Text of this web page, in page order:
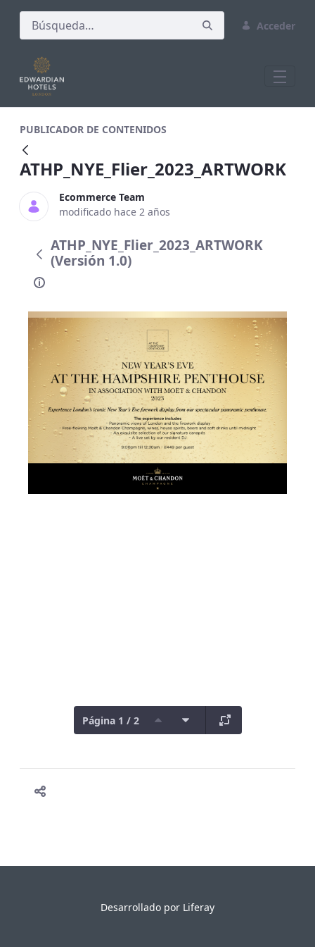
Acceder
PUBLICADOR DE CONTENIDOS
ATHP_NYE_Flier_2023_ARTWORK
Ecommerce Team
modificado hace 2 años
ATHP_NYE_Flier_2023_ARTWORK
(Versión 1.0)
Página 1 / 2
Desarrollado por Liferay